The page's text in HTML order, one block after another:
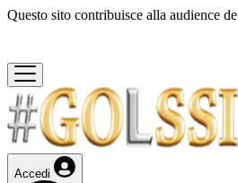
Questo sito contribuisce alla audience de
Accedi